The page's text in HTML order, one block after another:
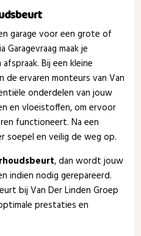
garage voor een grote of
Garagevraag maak je
Bij een kleine
ervaren monteurs van Van
onderdelen van jouw
en vloeistoffen, om ervoor
functioneert. Na een
soepel en veilig de weg op.
, dan wordt jouw
indien nodig gerepareerd.
bij Van Der Linden Groep
prestaties en